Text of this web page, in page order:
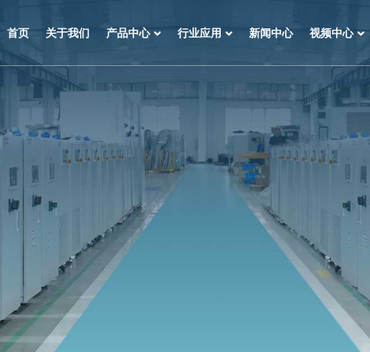
首页 关于我们 产品中心 行业应用 新闻中心 视频中心